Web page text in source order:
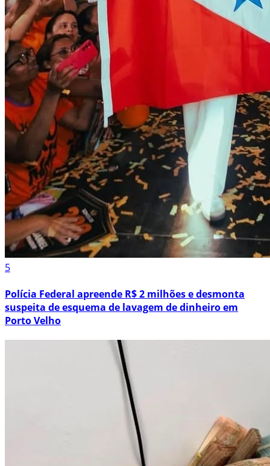
5
Polícia Federal apreende R$ 2 milhões e desmonta
suspeita de esquema de lavagem de dinheiro em
Porto Velho